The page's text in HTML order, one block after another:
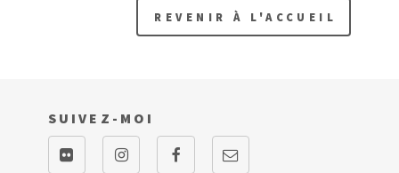
REVENIR À L'ACCUEIL
SUIVEZ-MOI